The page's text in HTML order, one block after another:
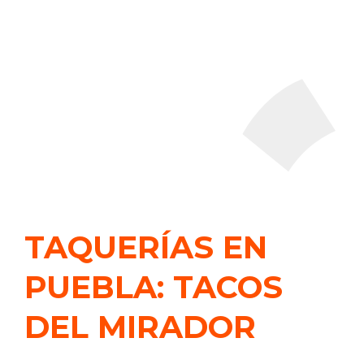
TAQUERÍAS EN
PUEBLA: TACOS
DEL MIRADOR